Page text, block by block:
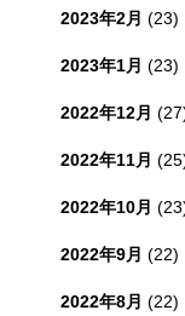
2023年2月 (23)
2023年1月 (23)
2022年12月
2022年11月
2022年10月
2022年9月 (22)
2022年8月 (22)